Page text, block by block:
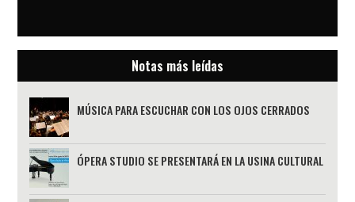
Notas más leídas
MÚSICA PARA ESCUCHAR CON LOS OJOS CERRADOS
ÓPERA STUDIO SE PRESENTARÁ EN LA USINA CULTURAL